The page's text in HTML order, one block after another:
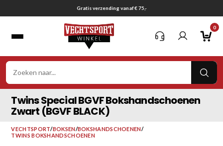
naar
Gratis verzending vanaf € 75,-
0
Twins Special BGVF Bokshandschoenen
Zwart (BGVF BLACK)
VECHTSPORT/BOKSEN/BOKSHANDSCHOENEN/
TWINS BOKSHANDSCHOENEN